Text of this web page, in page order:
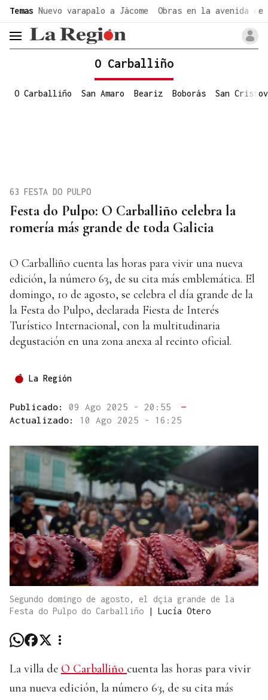
Temas Nuevo varapalo a Jácome Obras en la avenida de
header.menu.open
O Carballiño
O Carballiño San Amaro Beariz Boborás San
Festa do Pulpo: O Carballiño celebra la
romería más grande de toda Galicia
63 FESTA DO PULPO
O Carballiño cuenta las horas para vivir una nueva
edición, la número 63, de su cita más emblemática. El
domingo, 10 de agosto, se celebra el día grande de la
la Festa do Pulpo, declarada Fiesta de Interés
Turístico Internacional, con la multitudinaria
degustación en una zona anexa al recinto oficial.
La Región
Publicado: 09 Ago 2025 - 20:55
—
Actualizado: 10 Ago 2025 - 16:25
Segundo domingo de agosto, el dçia grande de la
Festa do Pulpo do Carballiño
| Lucía Otero
La villa de O Carballiño cuenta las horas para vivir
una nueva edición, la número 63, de su cita más